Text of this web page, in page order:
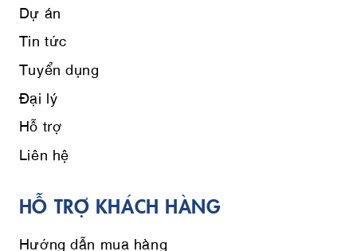
Dự án
Tin tức
Tuyển dụng
Đại lý
Hỗ trợ
Liên hệ
HỖ TRỢ KHÁCH HÀNG
Hướng dẫn mua hàng